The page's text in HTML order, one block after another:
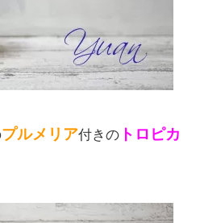
プルメリア付きの トロピカ